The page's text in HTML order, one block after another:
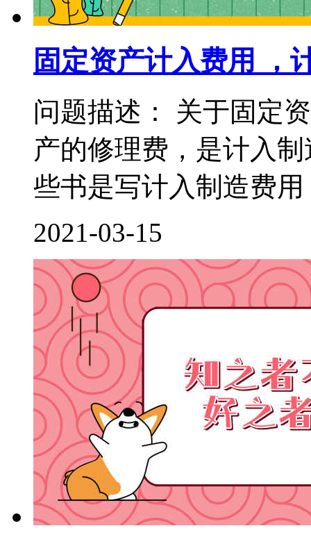
固定资产计入费用 ，
问题描述： 关于固定
产的修理费，是计入
些书是写计入制造费
2021-03-15